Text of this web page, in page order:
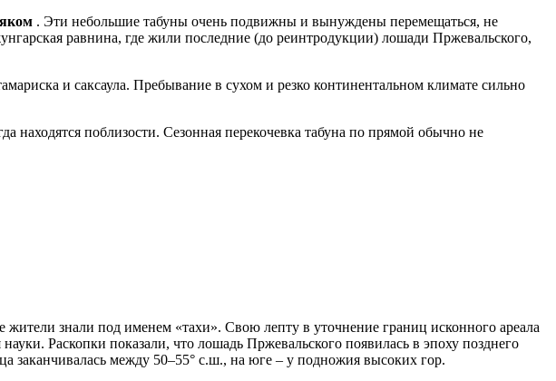
. Эти небольшие табуны очень подвижны и вынуждены перемещаться, не
равнина, где жили последние (до реинтродукции) лошади Пржевальского,
и саксаула. Пребывание в сухом и резко континентальном климате сильно
поблизости. Сезонная перекочевка табуна по прямой обычно не
знали под именем «тахи». Свою лепту в уточнение границ исконного ареала
Раскопки показали, что лошадь Пржевальского появилась в эпоху позднего
заканчивалась между 50–55° с.ш., на юге – у подножия высоких гор.